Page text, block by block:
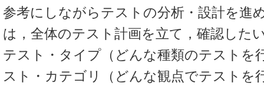
参考にしながらテストの分析・設計を進
は，全体のテスト計画を立て，確認した
テスト・タイプ（どんな種類のテストを
スト・カテゴリ（どんな観点でテストを